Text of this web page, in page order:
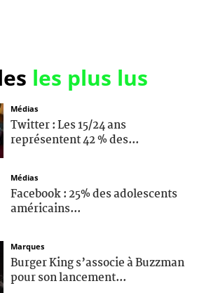
les plus lus
Médias
Twitter : Les 15/24 ans
représentent 42 % des...
Médias
Facebook : 25% des adolescents
américains...
Marques
Burger King s’associe à Buzzman
pour son lancement...